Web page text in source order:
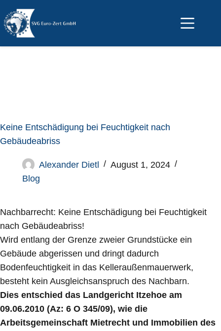
Keine Entschädigung bei Feuchtigkeit nach
Gebäudeabriss
Alexander Dietl
August 1, 2024
Blog
Nachbarrecht: Keine Entschädigung bei Feuchtigkeit
nach Gebäudeabriss!
Wird entlang der Grenze zweier Grundstücke ein
Gebäude abgerissen und dringt dadurch
Bodenfeuchtigkeit in das Kelleraußenmauerwerk,
besteht kein Ausgleichsanspruch des Nachbarn.
Dies entschied das Landgericht Itzehoe am
09.06.2010 (Az: 6 O 345/09), wie die
Arbeitsgemeinschaft Mietrecht und Immobilien des